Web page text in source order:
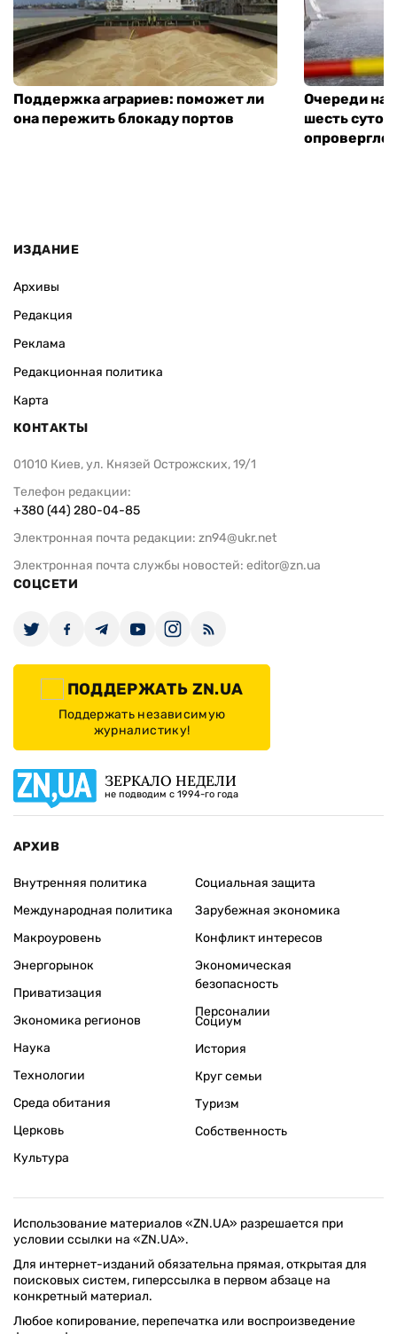
Поддержка аграриев: поможет ли
она пережить блокаду портов
Очереди на
шесть
опровергло
ИЗДАНИЕ
Архивы
Редакция
Реклама
Редакционная политика
Карта
КОНТАКТЫ
01010 Киев, ул. Князей Острожских, 19/1
Телефон редакции:
+380 (44) 280-04-85
Электронная почта редакции: zn94@ukr.net
Электронная почта службы новостей: editor@zn.ua
СОЦСЕТИ
ПОДДЕРЖАТЬ ZN.UA
Поддержать независимую
журналистику!
ЗЕРКАЛО НЕДЕЛИ
не подводим с 1994-го года
АРХИВ
Внутренняя политика
Международная политика
Макроуровень
Энергорынок
Приватизация
Экономика регионов
Социальная защита
Зарубежная экономика
Конфликт интересов
Экономическая
безопасность
Персоналии
Наука
Технологии
Среда обитания
Церковь
Культура
Социум
История
Круг семьи
Туризм
Собственность
Использование материалов «ZN.UA» разрешается при
условии ссылки на «ZN.UA».
Для интернет-изданий обязательна прямая, открытая для
поисковых систем, гиперссылка в первом абзаце на
конкретный материал.
Любое копирование, перепечатка или воспроизведение